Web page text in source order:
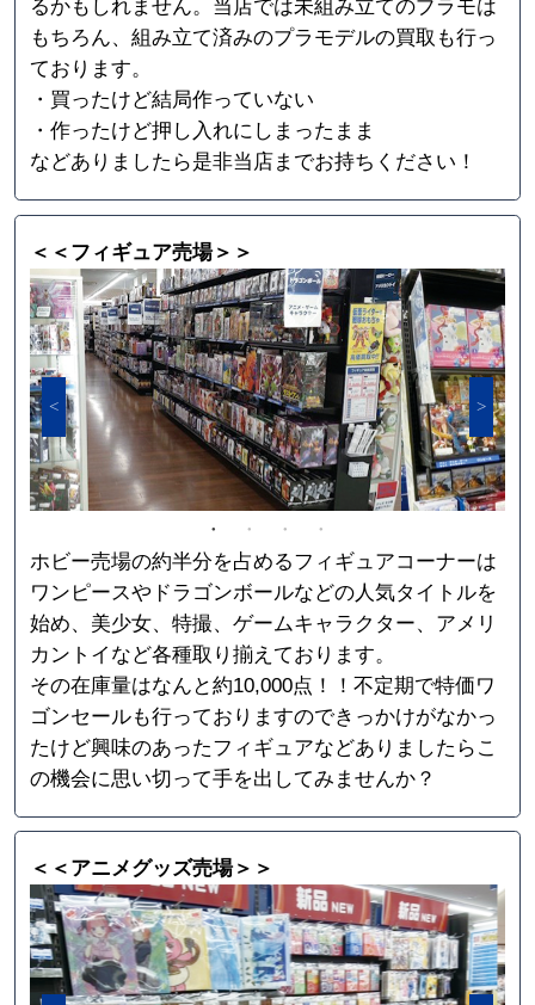
るかもしれません。当店では未組み立てのプラモは
もちろん、組み立て済みのプラモデルの買取も行っ
ております。
・買ったけど結局作っていない
・作ったけど押し入れにしまったまま
などありましたら是非当店までお持ちください！
＜＜フィギュア売場＞＞
ホビー売場の約半分を占めるフィギュアコーナーは
ワンピースやドラゴンボールなどの人気タイトルを
始め、美少女、特撮、ゲームキャラクター、アメリ
カントイなど各種取り揃えております。
その在庫量はなんと約10,000点！！不定期で特価ワ
ゴンセールも行っておりますのできっかけがなかっ
たけど興味のあったフィギュアなどありましたらこ
の機会に思い切って手を出してみませんか？
＜＜アニメグッズ売場＞＞